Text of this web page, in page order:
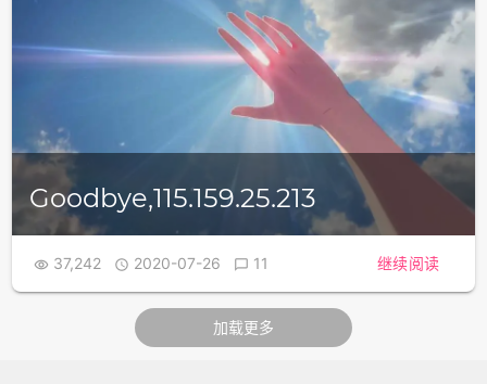
Goodbye,115.159.25.213
 37,242  2020-07-26  11 继续阅读
加载更多